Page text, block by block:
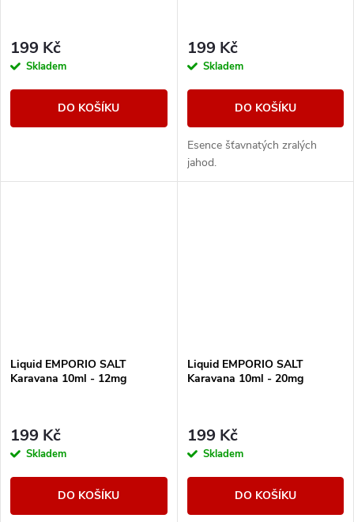
199 Kč
Skladem
DO KOŠÍKU
199 Kč
Skladem
DO KOŠÍKU
Esence šťavnatých zralých
jahod.
Liquid EMPORIO SALT
Karavana 10ml - 12mg
199 Kč
Skladem
DO KOŠÍKU
Liquid EMPORIO SALT
Karavana 10ml - 20mg
199 Kč
Skladem
DO KOŠÍKU